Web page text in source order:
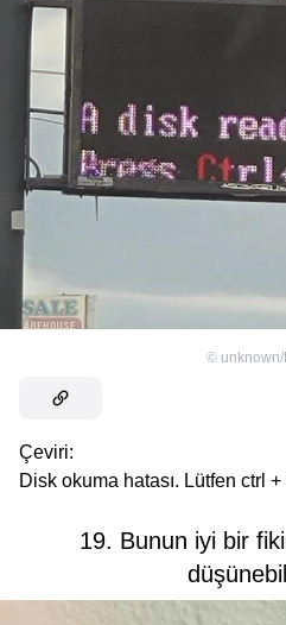
©
Çeviri:
Disk okuma hatası. Lütfen ctrl
19. Bunun iyi bir